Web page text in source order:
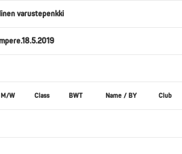
varustepenkki
M/W Class BWT Name / BY Club